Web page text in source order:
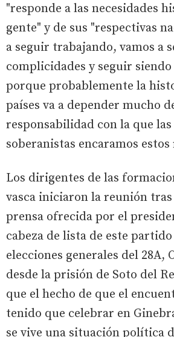
"responde a las necesidades
gente" y de sus "respectivas
a seguir trabajando, vamos a
complicidades y seguir siendo
porque probablemente la
países va a depender mucho
responsabilidad con la que
soberanistas encaramos estos
Los dirigentes de las
vasca iniciaron la reunión
prensa ofrecida por el
cabeza de lista de este partido
elecciones generales del 28A,
desde la prisión de Soto del
que el hecho de que el
tenido que celebrar en
se vive una situación política